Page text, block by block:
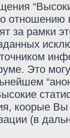
за рамки
Это
коорые
(в